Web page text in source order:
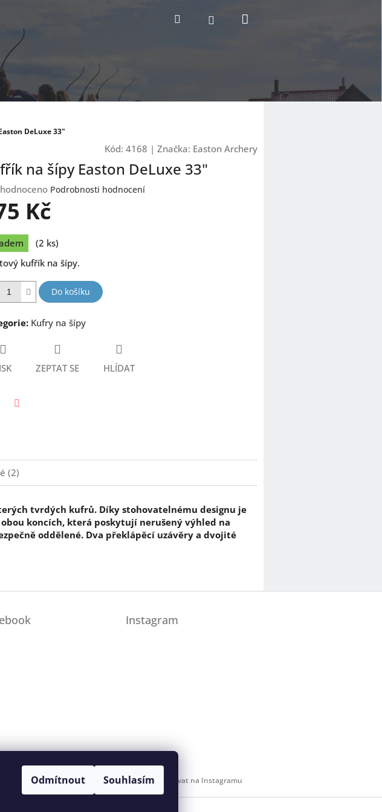
Odmítnout Souhlasím
Hledat Přihlášení
DeLuxe 33"
Kód: 4168 | Značka: Easton Archery
na šípy Easton DeLuxe 33"
Podrobnosti hodnocení
Kč
(2 ks)
kufřík na šípy.
Do košíku
: Kufry na šípy
ZEPTAT SE HLÍDAT
(2)
tvrdých kufrů. Díky stohovatelnému designu je
koncích, která poskytují nerušený výhled na
oddělené. Dva překlápěcí uzávěry a dvojité
Instagram
Sledovat na Instagramu